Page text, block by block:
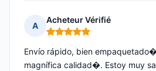
A
Acheteur Vérifié
Nota: 5 de 5
Envío rápido, bien
magnífica calidad�. Estoy muy